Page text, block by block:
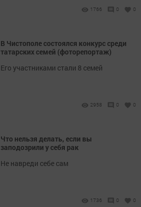
1766 0 0
В Чистополе состоялся конкурс среди
татарских семей (фоторепортаж)
Его участниками стали 8 семей
2958 0 0
Что нельзя делать, если вы
заподозрили у себя рак
Не навреди себе сам
1736 0 0